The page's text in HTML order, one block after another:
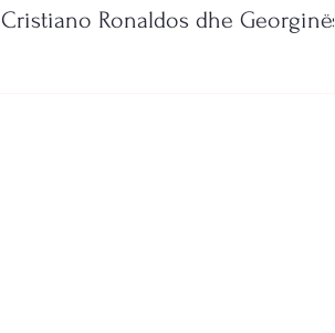
Cristiano Ronaldos dhe Georginës